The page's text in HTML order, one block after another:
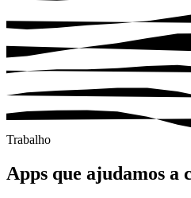
Trabalho
Apps que ajudamos a